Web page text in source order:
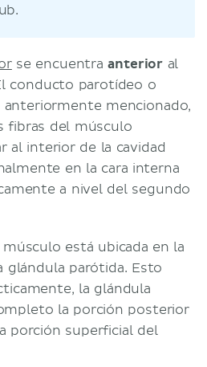
se encuentraanterior al
conducto parotídeo o
mencionado,
fibras del músculo
al interior de la cavidad
en la cara interna
a nivel del segundo
está ubicada en la
glándula parótida. Esto
la glándula
la porción posterior
porción superficial del